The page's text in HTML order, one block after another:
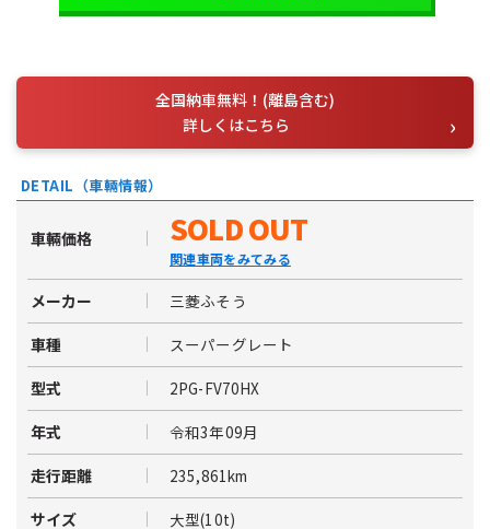
全国納車無料！(離島含む)
詳しくはこちら
DETAIL（車輛情報）
車輛価格 SOLD OUT
関連車両をみてみる
メーカー 三菱ふそう
車種 スーパーグレート
型式 2PG-FV70HX
年式 令和3年09月
走行距離 235,861km
サイズ 大型(10t)